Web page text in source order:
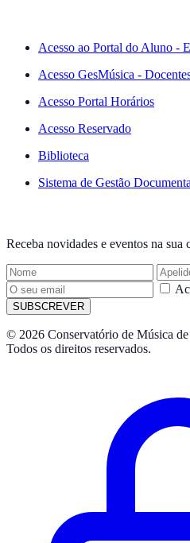
Acesso ao Portal do Aluno -
Acesso GesMúsica -
Acesso Portal Horários
Acesso Reservado
Biblioteca
Sistema de Gestão
Receba novidades e eventos na sua
SUBSCREVER
© 2026 Conservatório de Música
Todos os direitos reservados.